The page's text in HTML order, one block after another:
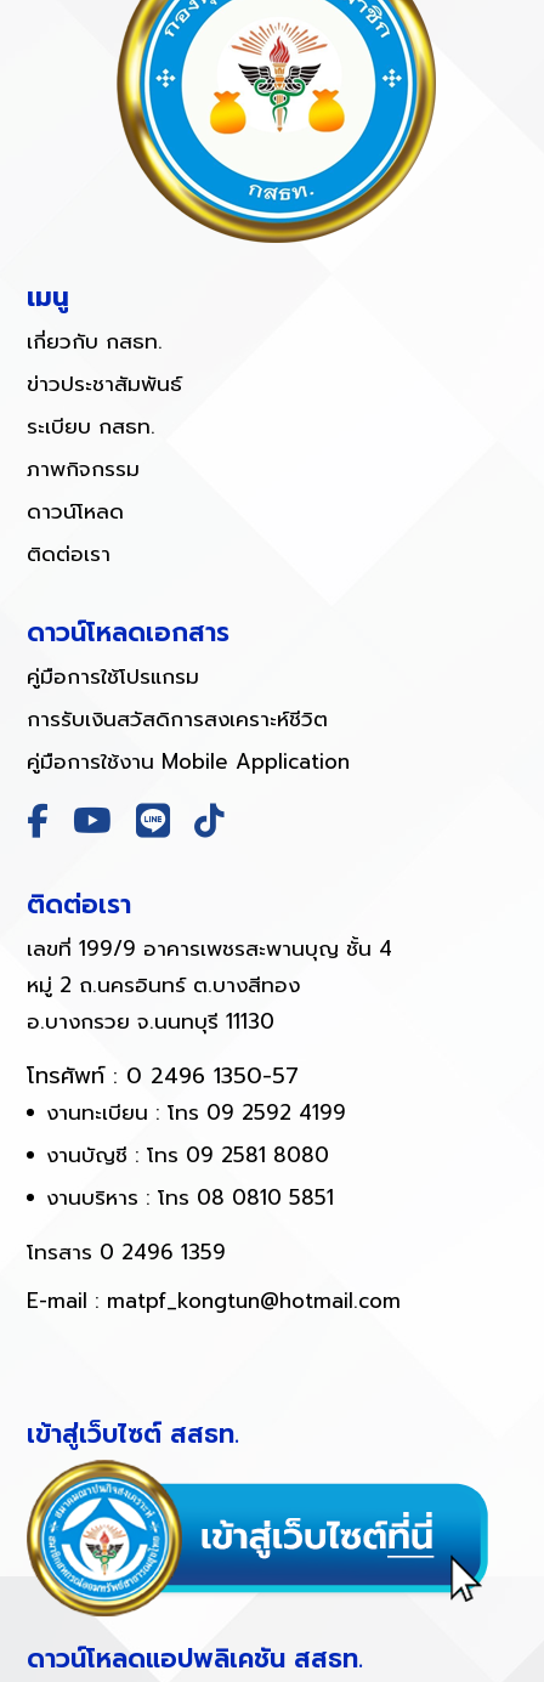
เมนู
เกี่ยวกับ กสธท.
ข่าวประชาสัมพันธ์
ระเบียบ กสธท.
ภาพกิจกรรม
ดาวน์โหลด
ติดต่อเรา
ดาวน์โหลดเอกสาร
คู่มือการใช้โปรแกรม
การรับเงินสวัสดิการสงเคราะห์ชีวิต
คู่มือการใช้งาน Mobile Application
ติดต่อเรา
เลขที่ 199/9 อาคารเพชรสะพานบุญ ชั้น 4
หมู่ 2 ถ.นครอินทร์ ต.บางสีทอง
อ.บางกรวย จ.นนทบุรี 11130
โทรศัพท์ : 0 2496 1350-57
งานทะเบียน : โทร 09 2592 4199
งานบัญชี : โทร 09 2581 8080
งานบริหาร : โทร 08 0810 5851
โทรสาร 0 2496 1359
E-mail : matpf_kongtun@hotmail.com
เข้าสู่เว็บไซต์ สสธท.
ดาวน์โหลดแอปพลิเคชัน สสธท.